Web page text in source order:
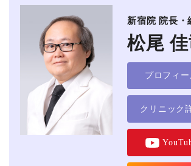
新宿院 院長・
松尾 佳
プロフィ
クリニック